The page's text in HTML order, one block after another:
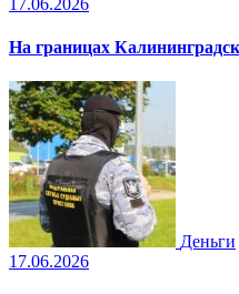
На границах
Деньги
17.06.2026